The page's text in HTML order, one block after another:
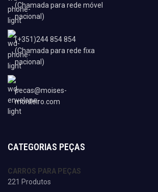
(Chamada para rede móvel
nacional)
(+351)244 854 854
(Chamada para rede fixa
nacional)
pecas@moises-
monteiro.com
CATEGORIAS PEÇAS
CARROS PARA PEÇAS
221 Produtos